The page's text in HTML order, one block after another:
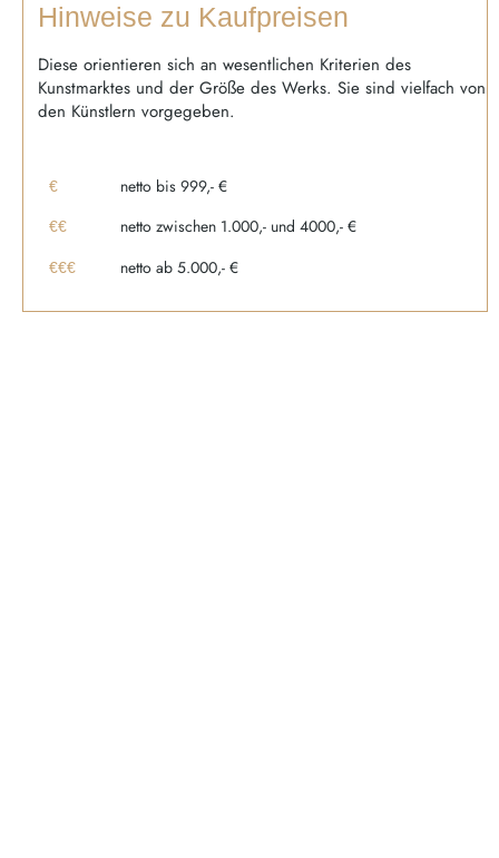
Hinweise zu Kaufpreisen
Diese orientieren sich an wesentlichen Kriterien des
Kunstmarktes und der Größe des Werks. Sie sind vielfach von
den Künstlern vorgegeben.
€
€€
€€€
netto bis 999,- €
netto zwischen 1.000,- und 4000,- €
netto ab 5.000,- €